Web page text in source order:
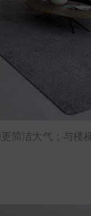
简洁大气；与